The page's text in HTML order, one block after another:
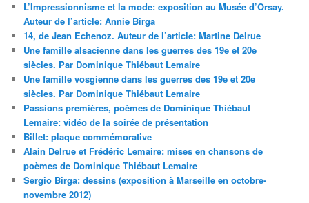
L’Impressionnisme et la mode: exposition au Musée d’Orsay.
Auteur de l’article: Annie Birga
14, de Jean Echenoz. Auteur de l’article: Martine Delrue
Une famille alsacienne dans les guerres des 19e et 20e
siècles. Par Dominique Thiébaut Lemaire
Une famille vosgienne dans les guerres des 19e et 20e
siècles. Par Dominique Thiébaut Lemaire
Passions premières, poèmes de Dominique Thiébaut
Lemaire: vidéo de la soirée de présentation
Billet: plaque commémorative
Alain Delrue et Frédéric Lemaire: mises en chansons de
poèmes de Dominique Thiébaut Lemaire
Sergio Birga: dessins (exposition à Marseille en octobre-
novembre 2012)